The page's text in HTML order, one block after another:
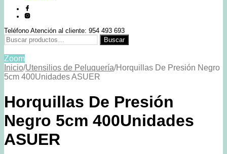
Teléfono Atención al cliente: 954 493 693
Buscar
por:
Buscar
Zoom
Inicio/Utensilios de Peluquería/Horquillas De Presión Negro
5cm 400Unidades ASUER
Horquillas De Presión
Negro 5cm 400Unidades
ASUER